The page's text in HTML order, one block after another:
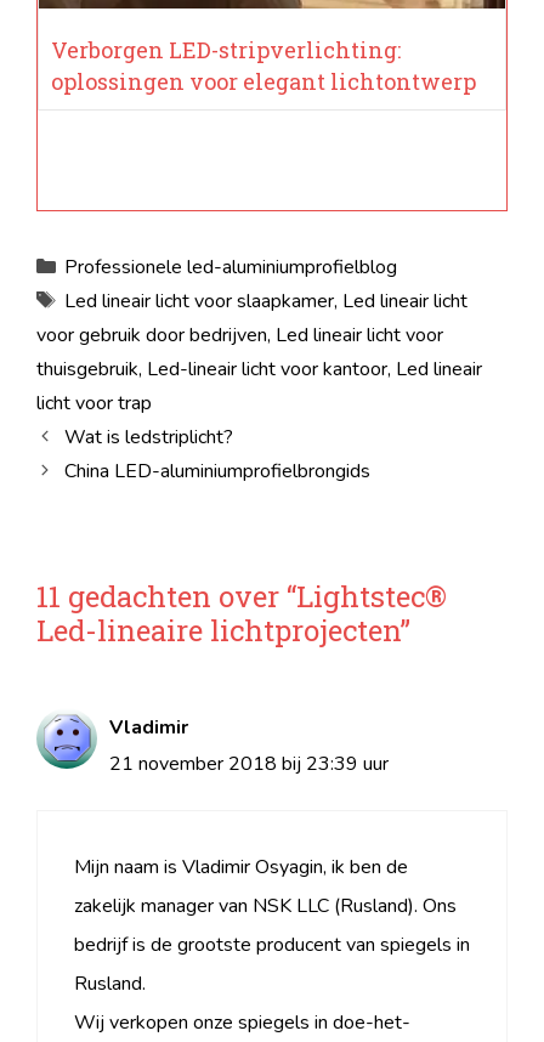
Verborgen LED-stripverlichting:
oplossingen voor elegant lichtontwerp
Categorieën
Professionele led-aluminiumprofielblog
Labels
Led lineair licht voor slaapkamer, Led lineair licht
voor gebruik door bedrijven, Led lineair licht voor
thuisgebruik, Led-lineair licht voor kantoor, Led lineair
licht voor trap
Wat is ledstriplicht?
China LED-aluminiumprofielbrongids
11 gedachten over “Lightstec®
Led-lineaire lichtprojecten”
Vladimir
21 november 2018 bij 23:39 uur
Mijn naam is Vladimir Osyagin, ik ben de
zakelijk manager van NSK LLC (Rusland). Ons
bedrijf is de grootste producent van spiegels in
Rusland.
Wij verkopen onze spiegels in doe-het-